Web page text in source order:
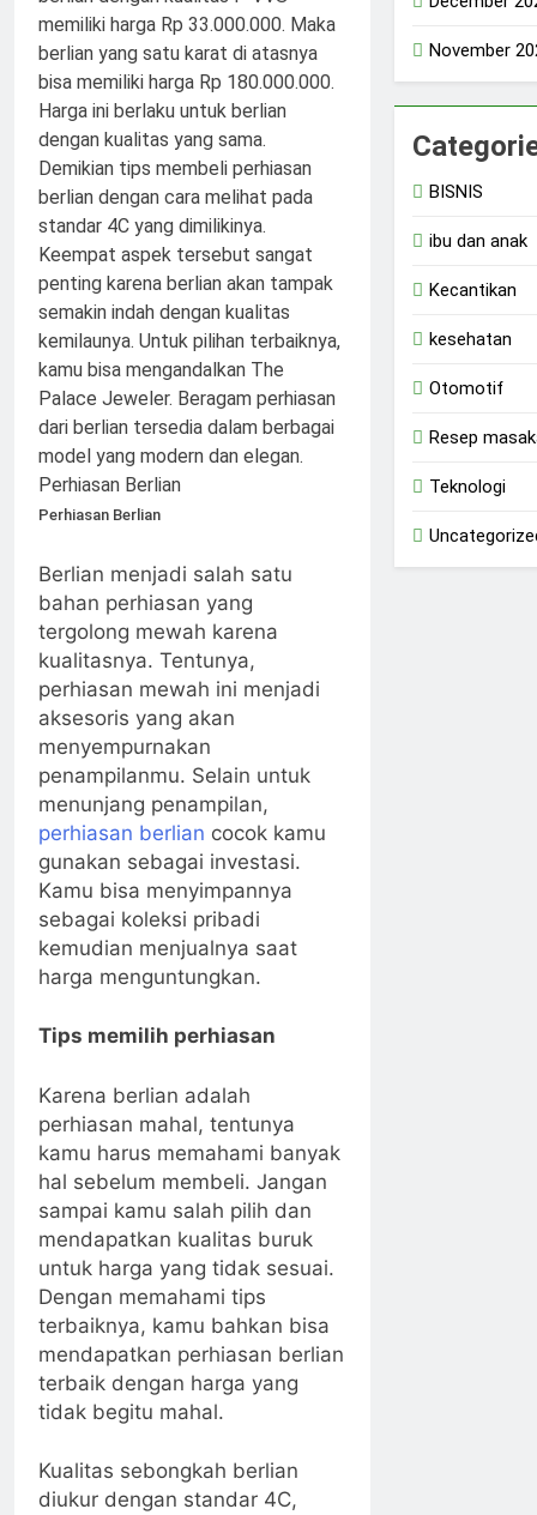
Perhiasan Berlian
Berlian menjadi salah satu
bahan perhiasan yang
tergolong mewah karena
kualitasnya. Tentunya,
perhiasan mewah ini menjadi
aksesoris yang akan
menyempurnakan
penampilanmu. Selain untuk
menunjang penampilan,
perhiasan berlian cocok kamu
gunakan sebagai investasi.
Kamu bisa menyimpannya
sebagai koleksi pribadi
kemudian menjualnya saat
harga menguntungkan.
Tips memilih perhiasan
Karena berlian adalah
perhiasan mahal, tentunya
kamu harus memahami banyak
hal sebelum membeli. Jangan
sampai kamu salah pilih dan
mendapatkan kualitas buruk
untuk harga yang tidak sesuai.
Dengan memahami tips
terbaiknya, kamu bahkan bisa
mendapatkan perhiasan berlian
terbaik dengan harga yang
tidak begitu mahal.
Kualitas sebongkah berlian
diukur dengan standar 4C,
November
BISNIS
ibu dan anak
Kecantikan
kesehatan
Otomotif
Resep
Teknologi